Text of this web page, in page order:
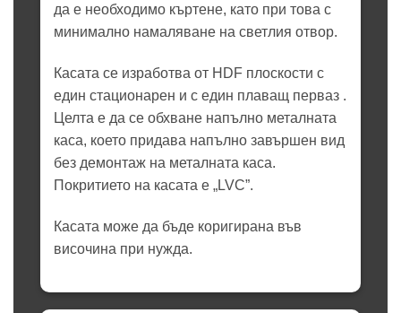
да е необходимо къртене, като при това с
минимално намаляване на светлия отвор.
Касата се изработва от HDF плоскости с
един стационарен и с един плаващ перваз .
Целта е да се обхване напълно металната
каса, което придава напълно завършен вид
без демонтаж на металната каса.
Покритието на касата е „LVC”.
Касата може да бъде коригирана във
височина при нужда.